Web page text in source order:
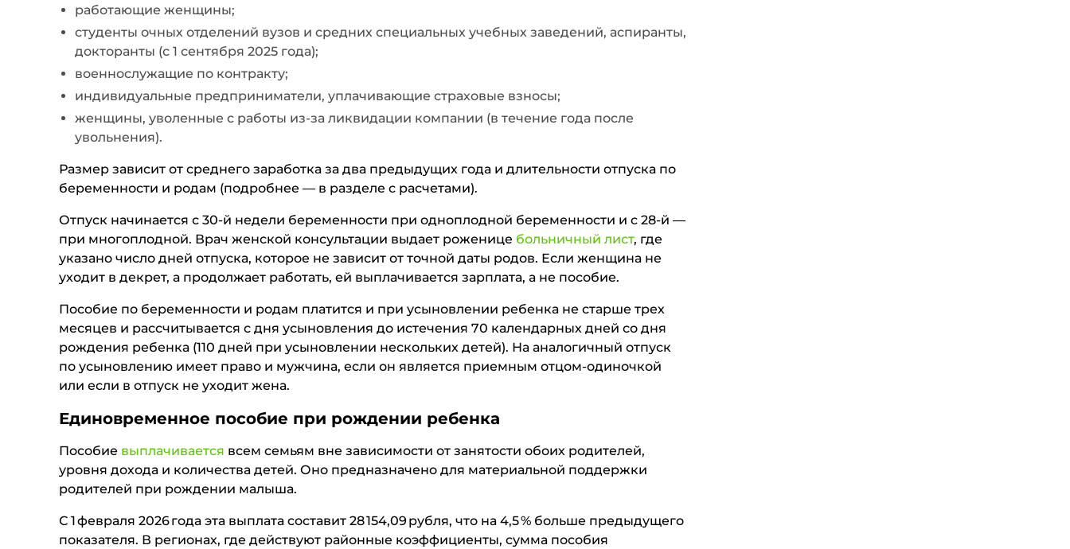
работающие женщины;
студенты очных отделений вузов и средних специальных учебных заведений, аспиранты,
докторанты (с 1 сентября 2025 года);
военнослужащие по контракту;
индивидуальные предприниматели, уплачивающие страховые взносы;
женщины, уволенные с работы из-за ликвидации компании (в течение года после
увольнения).
Размер зависит от среднего заработка за два предыдущих года и длительности отпуска по
беременности и родам (подробнее — в разделе с расчетами).
Отпуск начинается с 30-й недели беременности при одноплодной беременности и с 28-й —
при многоплодной. Врач женской консультации выдает роженице больничный лист, где
указано число дней отпуска, которое не зависит от точной даты родов. Если женщина не
уходит в декрет, а продолжает работать, ей выплачивается зарплата, а не пособие.
Пособие по беременности и родам платится и при усыновлении ребенка не старше трех
месяцев и рассчитывается с дня усыновления до истечения 70 календарных дней со дня
рождения ребенка (110 дней при усыновлении нескольких детей). На аналогичный отпуск
по усыновлению имеет право и мужчина, если он является приемным отцом-одиночкой
или если в отпуск не уходит жена.
Единовременное пособие при рождении ребенка
Пособие выплачивается всем семьям вне зависимости от занятости обоих родителей,
уровня дохода и количества детей. Оно предназначено для материальной поддержки
родителей при рождении малыша.
С 1 февраля 2026 года эта выплата составит 28 154,09 рубля, что на 4,5 % больше предыдущего
показателя. В регионах, где действуют районные коэффициенты, сумма пособия